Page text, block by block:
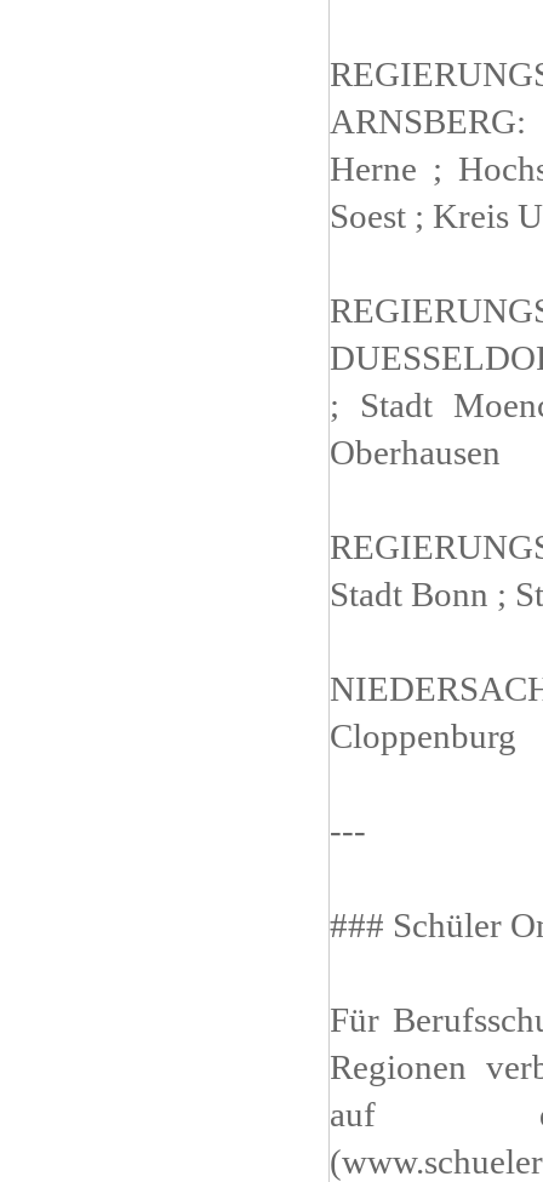
Herne ;
Soest ; Kreis
; Stadt
Oberhausen
Stadt Bonn ;
Cloppenburg
---
### Schüler
Für
Regionen
auf